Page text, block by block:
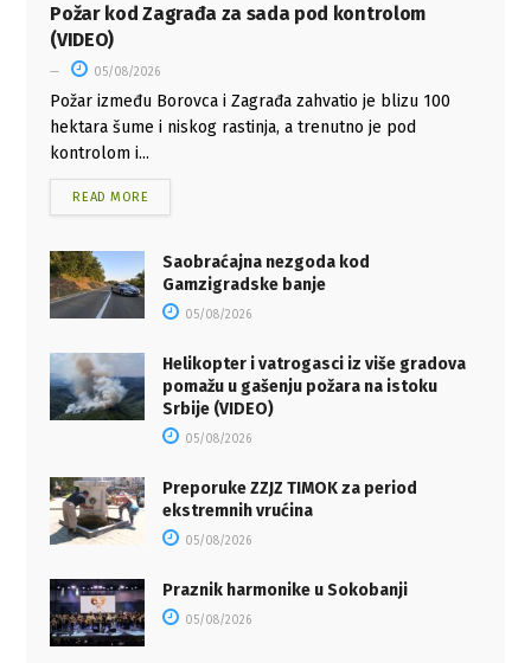
Požar kod Zagrađa za sada pod kontrolom
(VIDEO)
05/08/2026
Požar između Borovca i Zagrađa zahvatio je blizu 100
hektara šume i niskog rastinja, a trenutno je pod
kontrolom i...
READ MORE
Saobraćajna nezgoda kod
Gamzigradske banje
05/08/2026
Helikopter i vatrogasci iz više gradova
pomažu u gašenju požara na istoku
Srbije (VIDEO)
05/08/2026
Preporuke ZZJZ TIMOK za period
ekstremnih vrućina
05/08/2026
Praznik harmonike u Sokobanji
05/08/2026